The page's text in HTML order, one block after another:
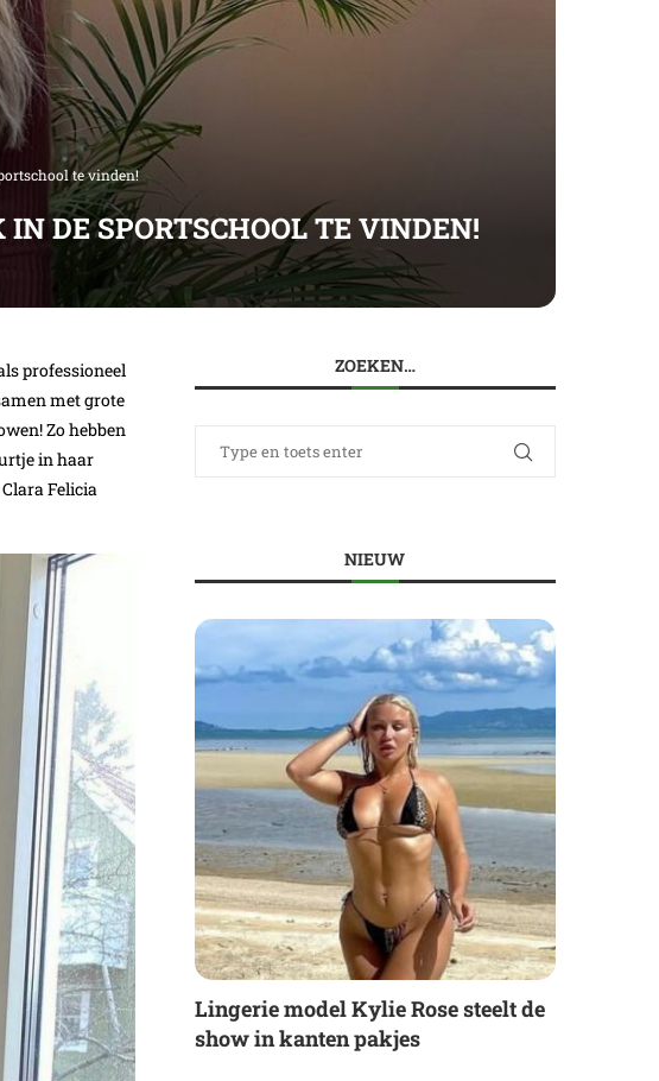
te vinden!
DE SPORTSCHOOL TE VINDEN!
professioneel
met grote
Zo hebben
in haar
Felicia
ZOEKEN…
NIEUW
Lingerie model Kylie Rose steelt de
show in kanten pakjes